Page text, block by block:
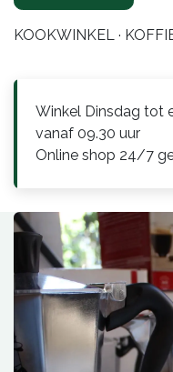
KOOKWINKEL ·
Winkel Dinsdag tot
vanaf 09.30 uur
Online shop 24/7